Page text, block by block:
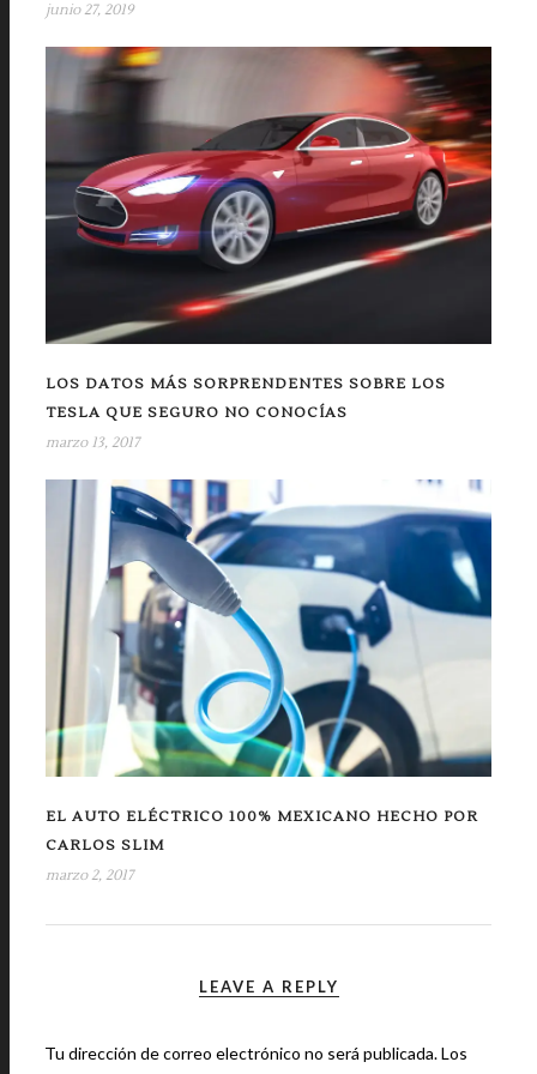
junio 27, 2019
LOS DATOS MÁS SORPRENDENTES SOBRE LOS
TESLA QUE SEGURO NO CONOCÍAS
marzo 13, 2017
EL AUTO ELÉCTRICO 100% MEXICANO HECHO POR
CARLOS SLIM
marzo 2, 2017
LEAVE A REPLY
Tu dirección de correo electrónico no será publicada.Los